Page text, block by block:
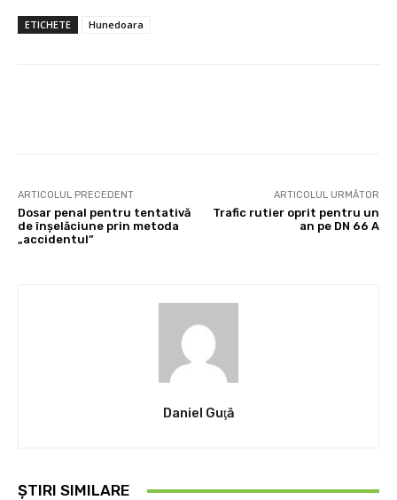
ETICHETE Hunedoara
ARTICOLUL PRECEDENT
Dosar penal pentru tentativă
de înşelăciune prin metoda
„accidentul”
ARTICOLUL URMĂTOR
Trafic rutier oprit pentru un
an pe DN 66 A
Daniel Guţă
ȘTIRI SIMILARE